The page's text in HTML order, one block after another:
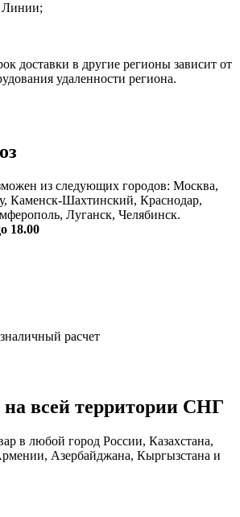
Линии;
доставки в другие регионы зависит от
удаленности региона.
из следующих городов: Москва,
Каменск-Шахтинский, Краснодар,
Луганск, Челябинск.
18.00
расчет
на всей территории СНГ
в любой город России, Казахстана,
Азербайджана, Кыргызстана и